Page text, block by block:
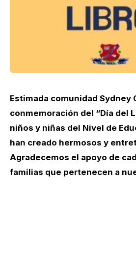
Estimada comunidad Sydney
conmemoración del “Día del
niños y niñas del Nivel de
han creado hermosos y
Agradecemos el apoyo de
familias que pertenecen a